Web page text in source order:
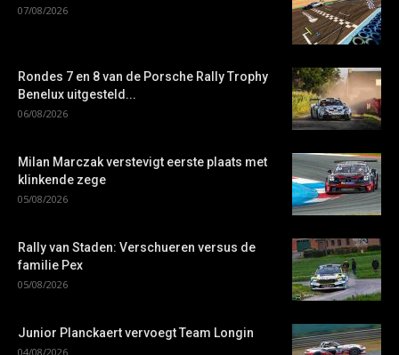
07/08/2026
Rondes 7 en 8 van de Porsche Rally Trophy
Benelux uitgesteld...
06/08/2026
Milan Marczak verstevigt eerste plaats met
klinkende zege
05/08/2026
Rally van Staden: Verschueren versus de
familie Pex
05/08/2026
Junior Planckaert vervoegt Team Longin
04/08/2026